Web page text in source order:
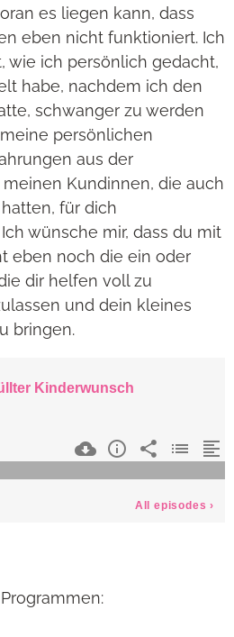
es liegen kann, dass
eben nicht funktioniert. Ich
wie ich persönlich gedacht,
habe, nachdem ich den
schwanger zu werden
persönlichen
aus der
Kundinnen, die auch
für dich
wünsche mir, dass du mit
eben noch die ein oder
dir helfen voll zu
und dein kleines
bringen.